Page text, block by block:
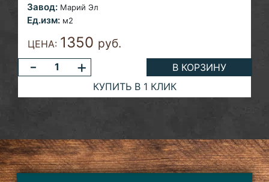
Завод: Марий Эл
Ед.изм: м2
ЦЕНА: 1350 руб.
- +
В КОРЗИНУ
КУПИТЬ В 1 КЛИК